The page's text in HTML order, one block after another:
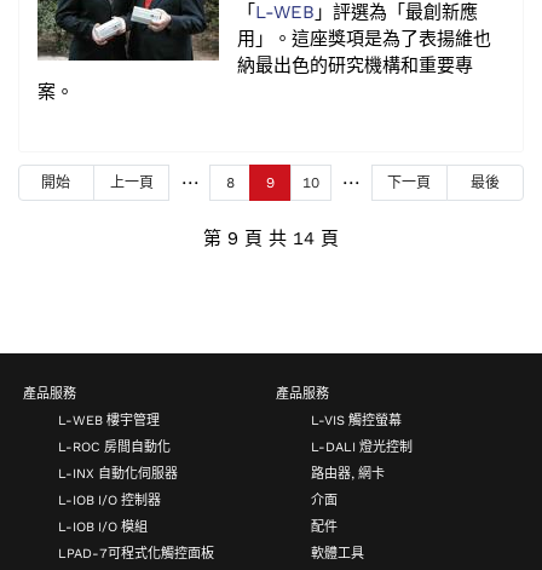
「 L-WEB 」評選為「最創新應
用」。這座獎項是為了表揚維也
納最出色的研究機構和重要專
案。
開始 上一頁 8 9 10 下一頁 最後
第 9 頁 共 14 頁
產品服務
L-WEB 樓宇管理
L-ROC 房間自動化
L-INX 自動化伺服器
L-IOB I/O 控制器
L-IOB I/O 模組
LPAD-7可程式化觸控面板
產品服務
L-VIS 觸控螢幕
L-DALI 燈光控制
路由器, 網卡
介面
配件
軟體工具